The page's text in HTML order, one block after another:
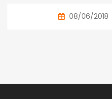
08/06/2018